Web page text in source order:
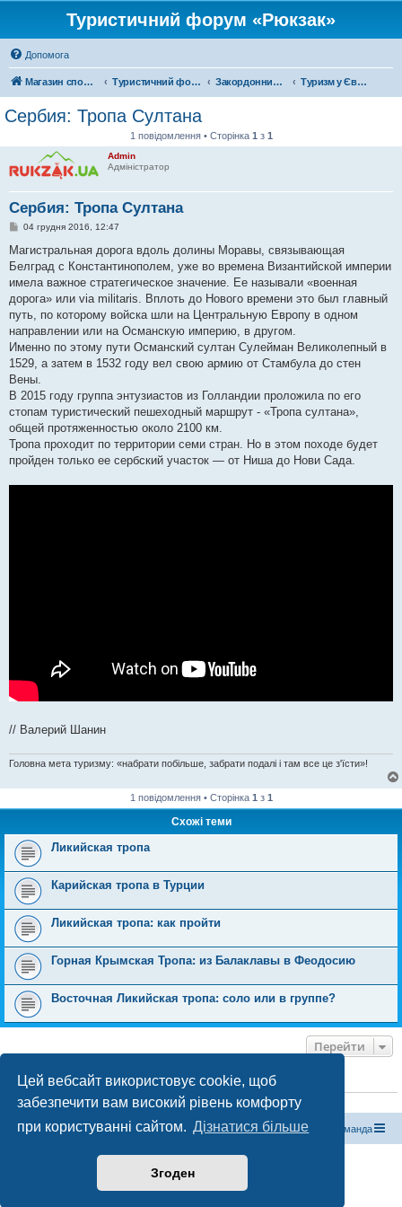
Цей вебсайт використовує cookie, щоб
забезпечити вам високий рівень комфорту
при користуванні сайтом. Дізнатися більше
Згоден
Туристичний форум «Рюкзак»
Допомога
Магазин спорядження Туристичний форум «Рюкзак» Закордонний туризм Туризм у Європі
Сербия: Тропа Султана
1 повідомлення • Сторінка 1 з 1
Admin
Адміністратор
Сербия: Тропа Султана
П
в
д
о
л
е
н
я
04 грудня 2016, 12:47
Магистральная дорога вдоль долины Моравы, связывающая
Белград с Константинополем, уже во времена Византийской империи
имела важное стратегическое значение. Ее называли «военная
дорога» или via militaris. Вплоть до Нового времени это был главный
путь, по которому войска шли на Центральную Европу в одном
направлении или на Османскую империю, в другом.
Именно по этому пути Османский султан Сулейман Великолепный в
1529, а затем в 1532 году вел свою армию от Стамбула до стен
Вены.
В 2015 году группа энтузиастов из Голландии проложила по его
стопам туристический пешеходный маршрут - «Тропа султана»,
общей протяженностью около 2100 км.
Тропа проходит по территории семи стран. Но в этом походе будет
пройден только ее сербский участок — от Ниша до Нови Сада.
// Валерий Шанин
Головна мета туризму: «набрати побільше, забрати подалі і там все це з'їсти»!
1 повідомлення • Сторінка 1 з 1
Схожі теми
Ликийская тропа
Карийская тропа в Турции
Ликийская тропа: как пройти
Горная Крымская Тропа: из Балаклавы в Феодосию
Восточная Ликийская тропа: соло или в группе?
Перейти
ХТО ЗАРАЗ ОНЛАЙН
Зараз переглядають цей форум:ClaudeBot [бот ШІ]і 1 гість
Магазин спорядження Туристичний форум «Рюкзак» Команда
Працює на phpBB® Forum Software © phpBB Limited
Конфіденційність